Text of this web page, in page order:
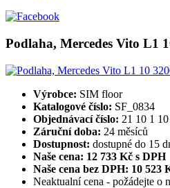
Podlaha, Mercedes Vito L1
Výrobce: SIM floor
Katalogové číslo: SF_0834
Objednávací číslo: 21 10 1
Záruční doba: 24 měsíců
Dostupnost: dostupné do 15
Naše cena: 12 733 Kč s DPH
Naše cena bez DPH: 10 523
Neaktualní cena - požádejte o